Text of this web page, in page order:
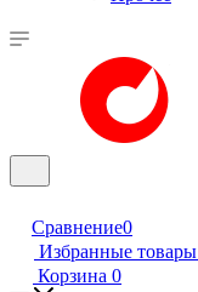
Сравнение0
Избранные товары
Корзина 0